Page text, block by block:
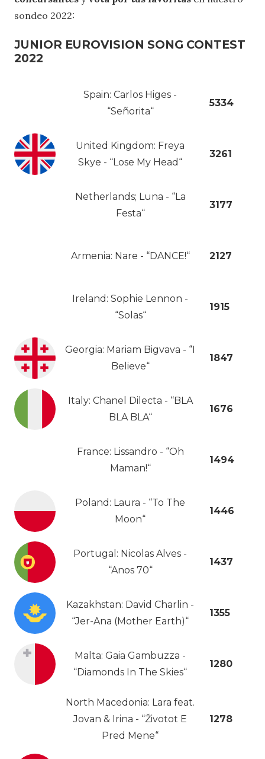
sondeo 2022:
JUNIOR EUROVISION SONG CONTEST
2022
Spain: Carlos Higes -
“Señorita“
5334
United Kingdom: Freya
Skye - “Lose My Head“
3261
Netherlands; Luna - “La
Festa“
3177
Armenia: Nare - “DANCE!“ 2127
Ireland: Sophie Lennon -
“Solas“
1915
Georgia: Mariam Bigvava - “I
Believe“
1847
Italy: Chanel Dilecta - “BLA
BLA BLA“
1676
France: Lissandro - “Oh
Maman!“
1494
Poland: Laura - “To The
Moon“
1446
Portugal: Nicolas Alves -
“Anos 70“
1437
Kazakhstan: David Charlin -
“Jer-Ana (Mother Earth)“
1355
Malta: Gaia Gambuzza -
“Diamonds In The Skies“
1280
North Macedonia: Lara feat.
Jovan & Irina - “Životot E
Pred Mene“
1278